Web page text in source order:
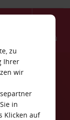
Menü
zu
Ihrer
wir
in
Klicken auf